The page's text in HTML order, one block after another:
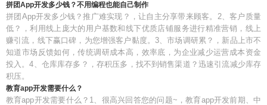
拼团App开发多少钱？不用编程也能自己制作
拼团App开发多少钱？推广难实现？，让自主分享带来顾客。2、客户质量
低？，利用线上庞大的用户基数和线下优质店铺服务进行精准营销，线上
赚引流，线下赢口碑，为您增强客户黏度。3、市场调研累？，新品上市不
知道市场反馈如何，传统调研成本高，效率底，为企业减少运营成本资金
投入。4、仓库库存多？，存积压多，找不到销售渠道？迅速引流减少库存
积压。
教育app开发需要什么？
教育app开发需要什么？1、很高兴回答您的问题~，教育app开发前期、中